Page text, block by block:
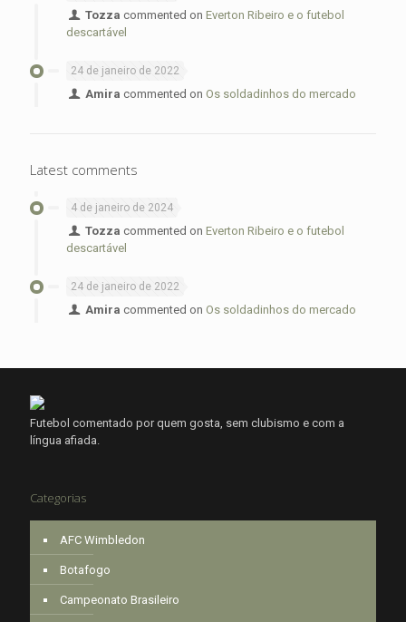
Tozza commented onEverton Ribeiro e o futebol
descartável
24 de janeiro de 2022
Amira commented onOs soldadinhos do mercado
Latest comments
4 de janeiro de 2024
Tozza commented onEverton Ribeiro e o futebol
descartável
24 de janeiro de 2022
Amira commented onOs soldadinhos do mercado
Futebol comentado por quem gosta, sem clubismo e com a
língua afiada.
Categorias
AFC Wimbledon
Botafogo
Campeonato Brasileiro